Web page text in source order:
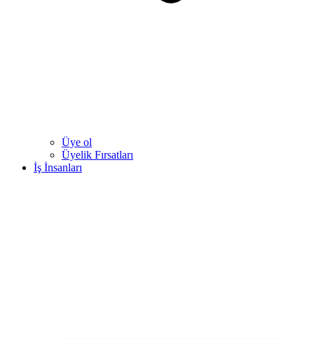
Üye ol
Üyelik Fırsatları
İş İnsanları